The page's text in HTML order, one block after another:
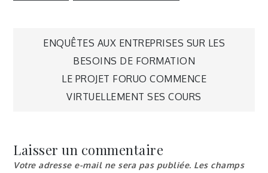
Navigation
ENQUÊTES AUX ENTREPRISES SUR LES
BESOINS DE FORMATION
LE PROJET FORUO COMMENCE
VIRTUELLEMENT SES COURS
Laisser un commentaire
Votre adresse e-mail ne sera pas publiée. Les champs